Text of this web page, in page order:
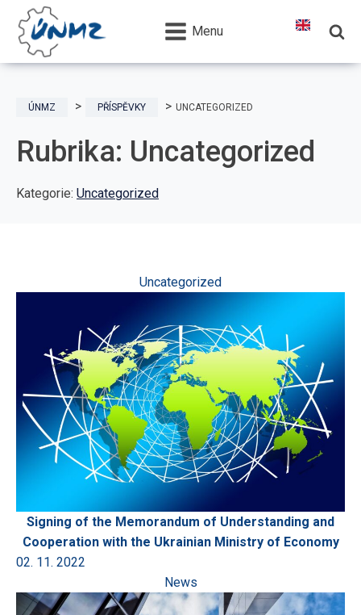
Menu
ÚNMZ PŘÍSPĚVKY UNCATEGORIZED
Rubrika: Uncategorized
Kategorie: Uncategorized
Uncategorized
Signing of the Memorandum of Understanding and
Cooperation with the Ukrainian Ministry of Economy
02. 11. 2022
News